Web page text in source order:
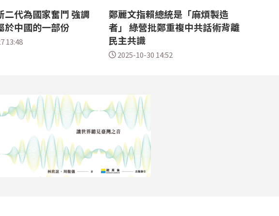
二代為國家奮鬥 強調
於中國的一部份
13:48
鄭麗文指賴總統是「麻煩製造
者」 綠營批鄭重複中共話術背離
民主共識
2025-10-30 14:52